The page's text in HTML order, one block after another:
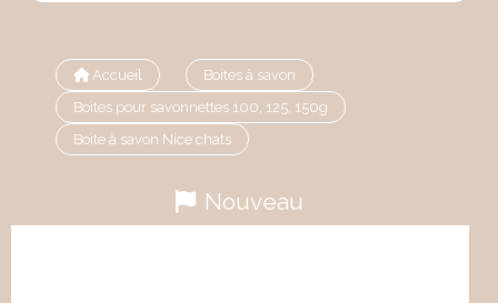
Accueil
Boites à savon
Boites pour savonnettes 100, 125, 150g
Boite à savon Nice chats
Nouveau